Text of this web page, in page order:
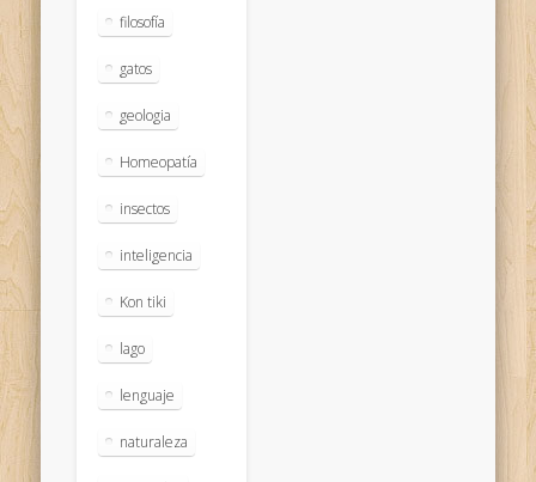
filosofía
gatos
geologia
Homeopatía
insectos
inteligencia
Kon tiki
lago
lenguaje
naturaleza